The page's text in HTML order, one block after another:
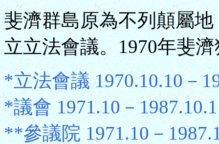
斐濟群島原為不列顛屬
立立法會議。1970年斐
*立法會議 1970.10.10－
*議會 1971.10－
**參議院 1971.10－